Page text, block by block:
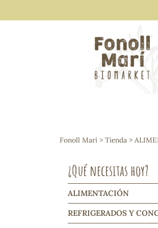
Arroces y
Frutos secos y
Cereales,
Galletas y dulces
Vinos y cavas
Condimentos y
Harinas y
Pasta
Fonoll Marí > Tienda >
¿Qué necesitas hoy?
ALIMENTACIÓN
REFRIGERADOS Y